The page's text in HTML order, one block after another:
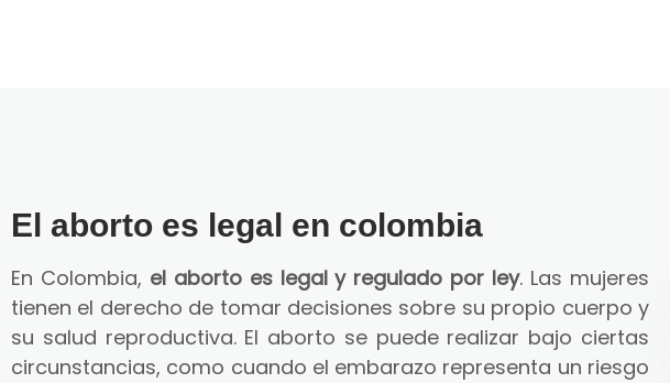
El aborto es legal en colombia
En Colombia, el aborto es legal y regulado por ley. Las mujeres
tienen el derecho de tomar decisiones sobre su propio cuerpo y
su salud reproductiva. El aborto se puede realizar bajo ciertas
circunstancias, como cuando el embarazo representa un riesgo